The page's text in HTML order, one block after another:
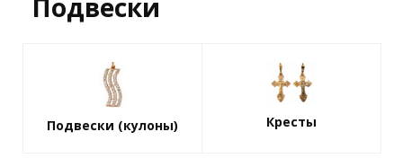
Подвески
Подвески (кулоны) Кресты